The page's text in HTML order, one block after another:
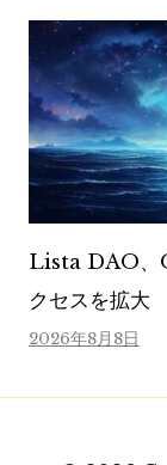
Lista DAO、
クセスを拡大
2026年8月8日